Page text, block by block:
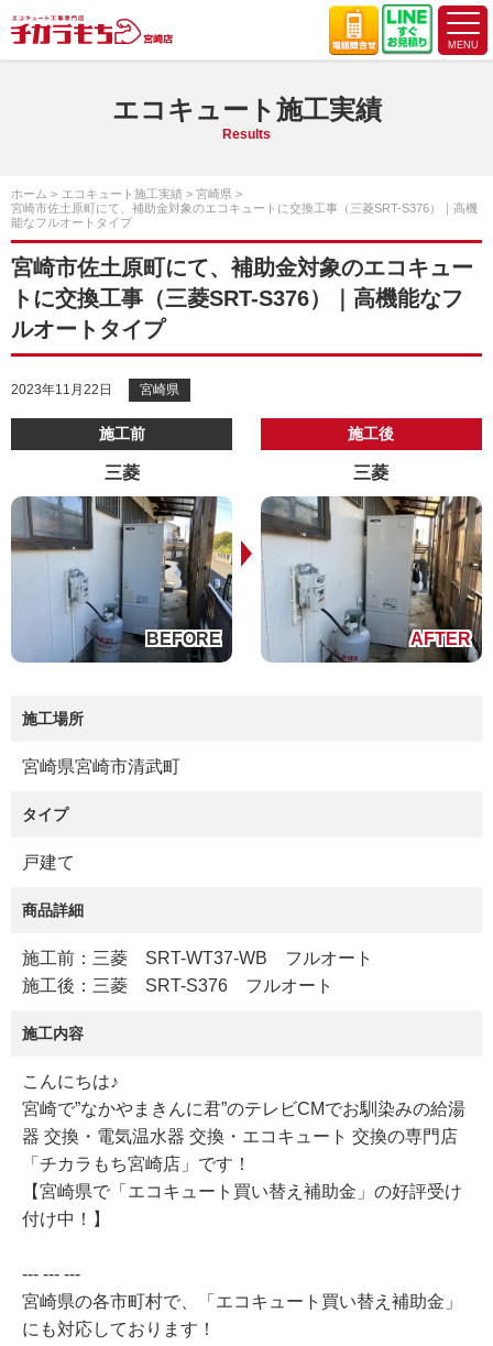
エコキュート施工実績
Results
ホーム エコキュート施工実績
宮崎県
宮崎市佐土原町にて、補助金対象のエコキュートに交換工事（三菱SRT-S376）｜高機
能なフルオートタイプ
宮崎市佐土原町にて、補助金対象のエコキュー
トに交換工事（三菱SRT-S376）｜高機能なフ
ルオートタイプ
2023年11月22日 宮崎県
施工前
三菱
施工後
三菱
施工場所
宮崎県宮崎市清武町
タイプ
戸建て
商品詳細
施工前：三菱 SRT-WT37-WB フルオート
施工後：三菱 SRT-S376 フルオート
施工内容
こんにちは♪
宮崎で”なかやまきんに君”のテレビCMでお馴染みの給湯
器 交換・電気温水器 交換・エコキュート 交換の専門店
「チカラもち宮崎店」です！
【宮崎県で「エコキュート買い替え補助金」の好評受け
付け中！】
--- --- ---
宮崎県の各市町村で、「エコキュート買い替え補助金」
にも対応しております！